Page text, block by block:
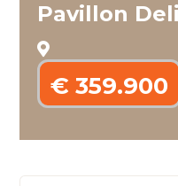
Pavillon
€ 359.900